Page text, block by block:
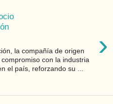
›
la compañía de origen
con la industria
el país, reforzando su ...